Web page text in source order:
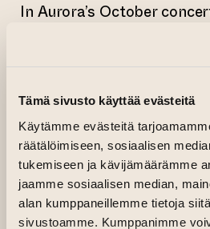
Tämä sivusto käyttää evästeitä
Käytämme evästeitä
räätälöimiseen, sosiaalisen
tukemiseen ja kävijämäärämme
jaamme sosiaalisen median,
alan kumppaneillemme tietoja
sivustoamme. Kumppanimme
In Aurora’s October
Lempa and cellist
accompanied by new
Reeves.
The concert is free of
PROGRAM
Tuuli Lempa, piano